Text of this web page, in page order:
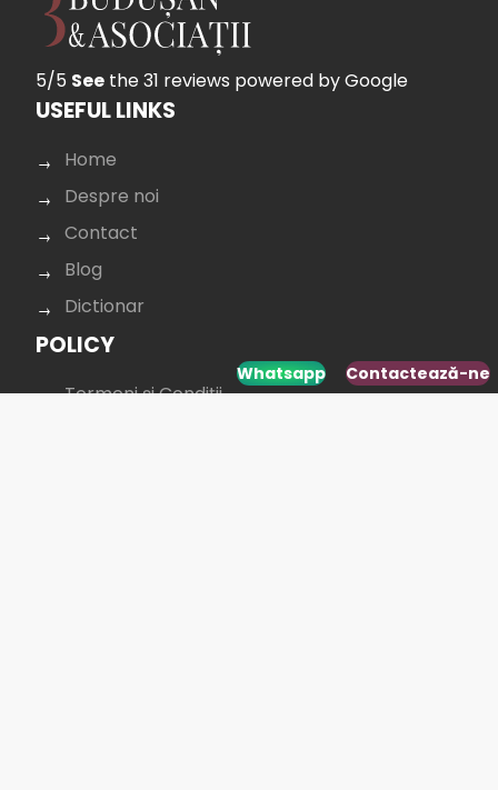
Whatsapp Contactează-ne
5/5 See the 31 reviews powered by Google
USEFUL LINKS
Home
Despre noi
Contact
Blog
Dictionar
POLICY
Termeni și Condiții